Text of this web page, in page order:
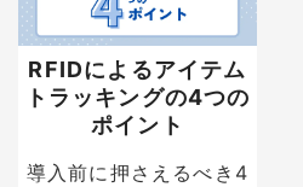
RFIDによるアイテム
トラッキングの4つの
ポイント
導入前に押さえるべき4